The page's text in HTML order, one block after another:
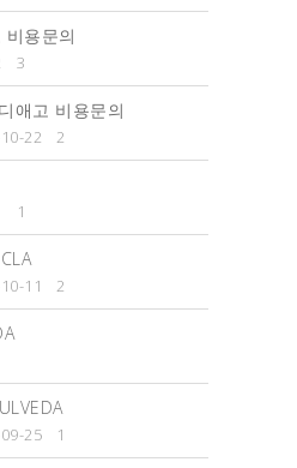
용문의
3
애고 비용문의
22 2
1
11 2
25 1